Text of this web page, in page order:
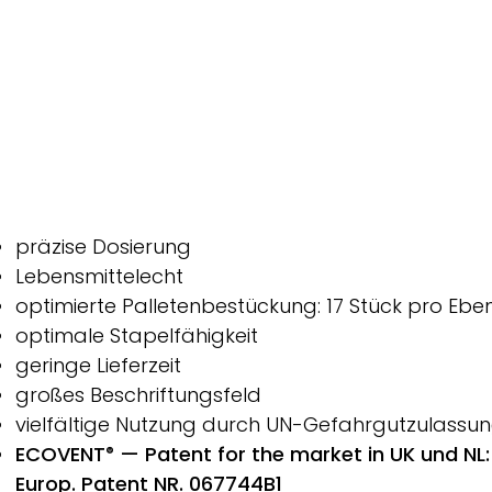
präzise Dosierung
Lebensmittelecht
optimierte Palletenbestückung: 17 Stück pro
optimale Stapelfähigkeit
geringe Lieferzeit
großes Beschriftungsfeld
vielfältige Nutzung durch UN-
ECOVENT® — Patent for the market in UK und NL:
Europ. Patent NR. 067744B1